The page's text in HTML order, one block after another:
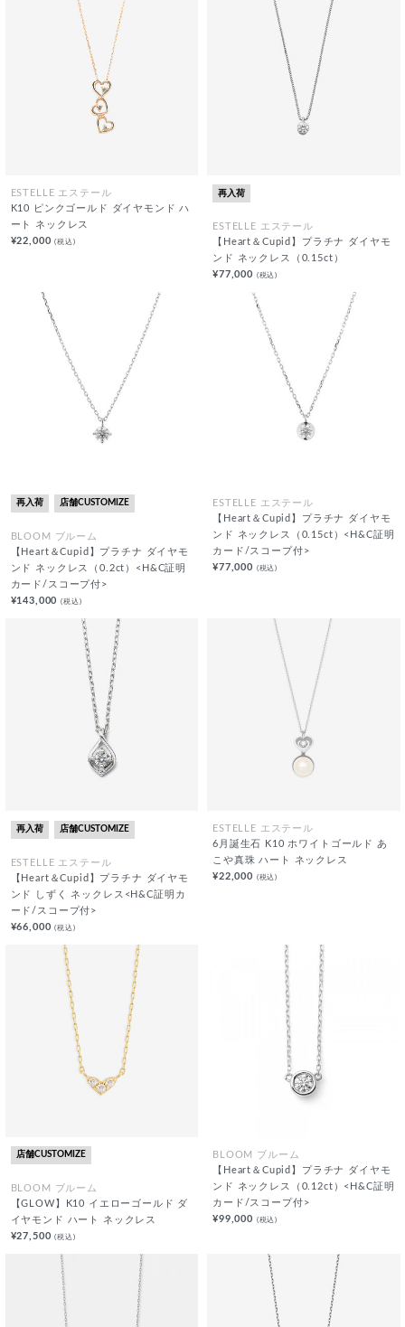
ESTELLE エステール
K10 ピンクゴールド ダイヤモンド ハ
ート ネックレス
¥22,000(税込)
再入荷
ESTELLE エステール
【Heart＆Cupid】プラチナ ダイヤモ
ンド ネックレス（0.15ct）
¥77,000 (税込)
再入荷 店舗CUSTOMIZE
BLOOM ブルーム
【Heart＆Cupid】プラチナ ダイヤモ
ンド ネックレス（0.2ct）<H&C証明
カード/スコープ付>
¥143,000(税込)
ESTELLE エステール
【Heart＆Cupid】プラチナ ダイヤモ
ンド ネックレス（0.15ct）<H&C証明
カード/スコープ付>
¥77,000 (税込)
再入荷 店舗CUSTOMIZE
ESTELLE エステール
【Heart＆Cupid】プラチナ ダイヤモ
ンド しずく ネックレス<H&C証明カ
ード/スコープ付>
¥66,000(税込)
ESTELLE エステール
6月誕生石 K10 ホワイトゴールド あ
こや真珠 ハート ネックレス
¥22,000 (税込)
店舗CUSTOMIZE
BLOOM ブルーム
【GLOW】K10 イエローゴールド ダ
イヤモンド ハート ネックレス
¥27,500(税込)
BLOOM ブルーム
【Heart＆Cupid】プラチナ ダイヤモ
ンド ネックレス（0.12ct）<H&C証明
カード/スコープ付>
¥99,000 (税込)